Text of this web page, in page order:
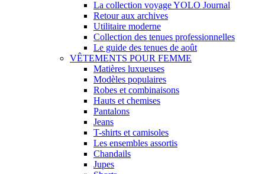
La collection voyage YOLO Journal
Retour aux archives
Utilitaire moderne
Collection des tenues professionnelles
Le guide des tenues de août
VÊTEMENTS POUR FEMME
Matières luxueuses
Modèles populaires
Robes et combinaisons
Hauts et chemises
Pantalons
Jeans
T-shirts et camisoles
Les ensembles assortis
Chandails
Jupes